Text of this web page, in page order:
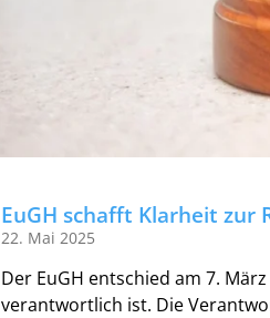
EuGH schafft Klarheit zur
22. Mai 2025
Der EuGH entschied am 7.
verantwortlich ist. Die